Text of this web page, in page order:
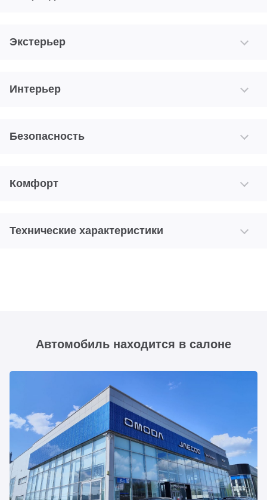
Экстерьер
Интерьер
Безопасность
Комфорт
Технические характеристики
Автомобиль находится в салоне